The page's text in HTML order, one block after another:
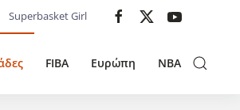
Superbasket Girl
FIBA Ευρώπη NBA